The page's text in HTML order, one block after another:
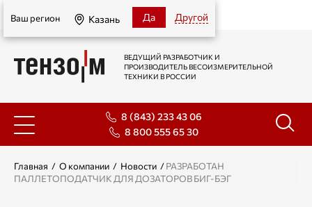
Казань
Ваш регион Казань Да Другой
ВЕДУЩИЙ РАЗРАБОТЧИК И
ПРОИЗВОДИТЕЛЬ ВЕСОИЗМЕРИТЕЛЬНОЙ
ТЕХНИКИ В РОССИИ
8 (843) 233 43 06
8 800 555 65 30
Главная / О компании / Новости /РАЗРАБОТАН
ПАЛЛЕТОПОДАТЧИК ДЛЯ ДОЗАТОРОВ БИГ-БЭГ